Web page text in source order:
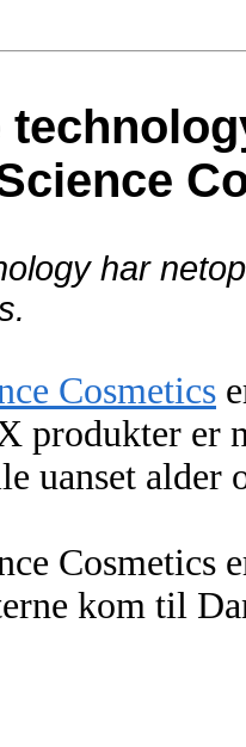
har
Cosmetics
produkter er
uanset alder
Cosmetics
kom til